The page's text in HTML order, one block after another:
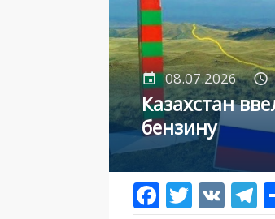
08.07.2026
Казахстан
бензину